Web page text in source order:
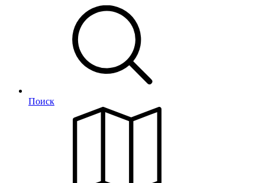
Поиск